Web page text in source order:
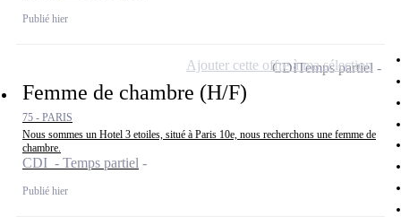
Publié hier
Femme de chambre (H/F)
75 - PARIS
Nous sommes un Hotel 3 etoiles, situé à Paris 10e, nous recherchons une femme de
chambre.
CDI - Temps partiel
Publié hier
CDITemps partiel
Ajouter cette offre à ma sélection